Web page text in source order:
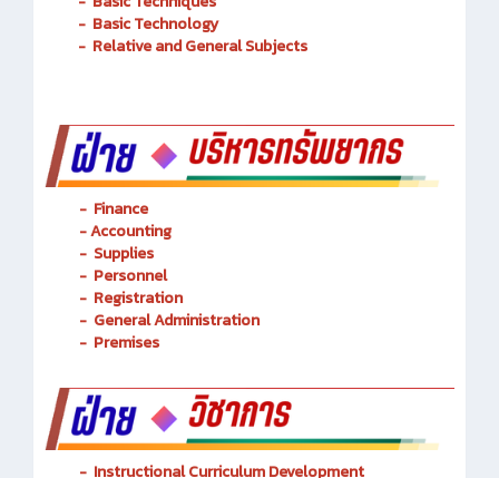
- Logistics Management
- Basic Techniques
- Basic Technology
- Finance
- Accounting
- Supplies
- Personnel
- Registration
- General Administration